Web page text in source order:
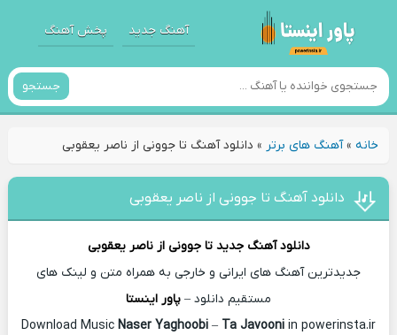
آهنگ جدید پخش آهنگ
جستجو
خانه»آهنگ های برتر » دانلود آهنگ تا جوونی از ناصر یعقوبی
دانلود آهنگ تا جوونی از ناصر یعقوبی
دانلود آهنگ جدید تا جوونی ازناصر یعقوبی
جدیدترین آهنگ های ایرانی و خارجی به همراه متن و لینک های
مستقیم دانلود – پاور اینستا
Download Music
Naser Yaghoobi– Ta Javooni in powerinsta.ir